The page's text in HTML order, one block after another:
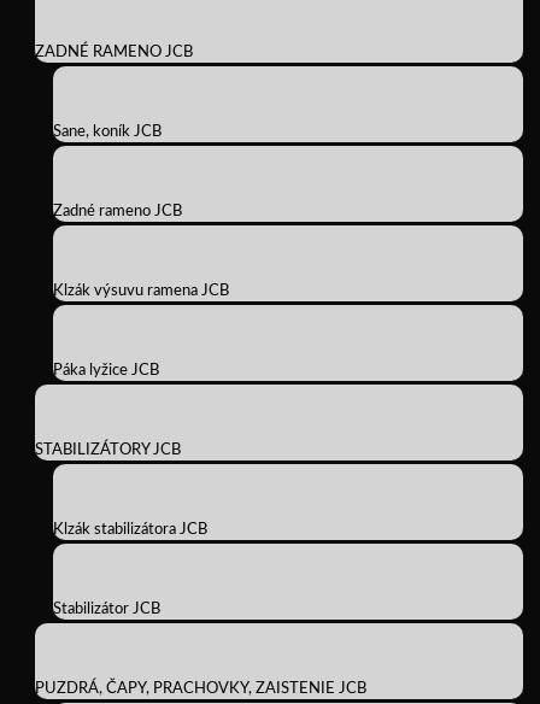
ZADNÉ RAMENO JCB
Sane, koník JCB
Zadné rameno JCB
Klzák výsuvu ramena JCB
Páka lyžice JCB
STABILIZÁTORY JCB
Klzák stabilizátora JCB
Stabilizátor JCB
PUZDRÁ, ČAPY, PRACHOVKY, ZAISTENIE JCB